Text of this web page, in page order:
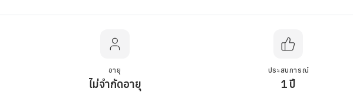
อายุ
ไม่จำกัดอายุ
ประสบการณ์
1 ปี